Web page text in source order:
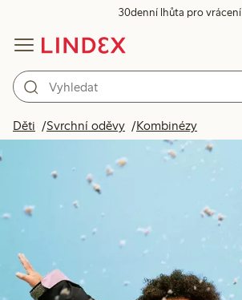
30denní lhůta pro vrácení
Děti Svrchní oděvy Kombinézy